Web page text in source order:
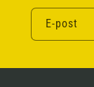
E-post